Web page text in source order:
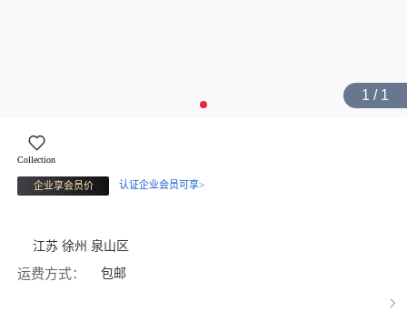
1 / 1
Collection
企业享会员价 认证企业会员可享>
江苏 徐州 泉山区
运费方式： 包邮